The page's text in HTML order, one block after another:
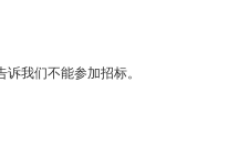
我们不能参加招标。